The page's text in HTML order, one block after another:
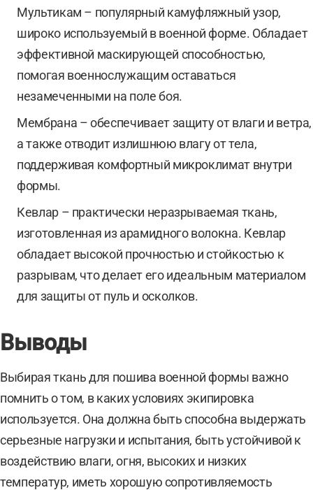
Мультикам – популярный камуфляжный узор,
широко используемый в военной форме. Обладает
эффективной маскирующей способностью,
помогая военнослужащим оставаться
незамеченными на поле боя.
Мембрана – обеспечивает защиту от влаги и ветра,
а также отводит излишнюю влагу от тела,
поддерживая комфортный микроклимат внутри
формы.
Кевлар – практически неразрываемая ткань,
изготовленная из арамидного волокна. Кевлар
обладает высокой прочностью и стойкостью к
разрывам, что делает его идеальным материалом
для защиты от пуль и осколков.
Выводы
Выбирая ткань для пошива военной формы важно
помнить о том, в каких условиях экипировка
используется. Она должна быть способна выдержать
серьезные нагрузки и испытания, быть устойчивой к
воздействию влаги, огня, высоких и низких
температур, иметь хорошую сопротивляемость